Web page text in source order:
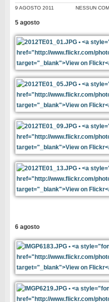
9 AGOSTO 2011 NESSUN
5 agosto
6 agosto